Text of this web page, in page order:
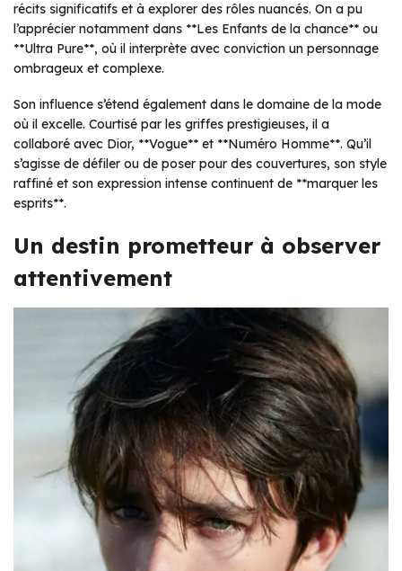
récits significatifs et à explorer des rôles nuancés. On a pu
l’apprécier notamment dans **Les Enfants de la chance** ou
**Ultra Pure**, où il interprète avec conviction un personnage
ombrageux et complexe.
Son influence s’étend également dans le domaine de la mode
où il excelle. Courtisé par les griffes prestigieuses, il a
collaboré avec Dior, **Vogue** et **Numéro Homme**. Qu’il
s’agisse de défiler ou de poser pour des couvertures, son style
raffiné et son expression intense continuent de **marquer les
esprits**.
Un destin prometteur à observer
attentivement